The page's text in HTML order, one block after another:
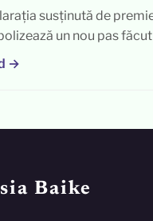
susținută de
un nou pas
→
Baike